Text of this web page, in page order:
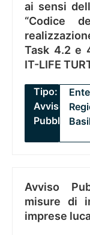
ai sensi
“Codice
Task 4.2 e
IT-LIFE
Tipo:
Avviso
Pubblico
Avviso
misure di
imprese